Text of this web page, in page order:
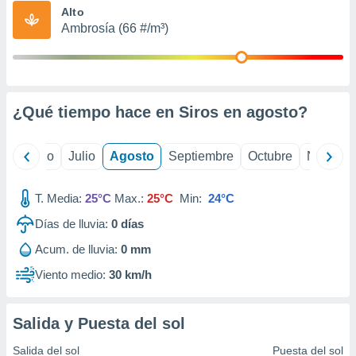
publicidad
publicidad
1199
Alto
Ambrosía (66 #/m³)
¿Qué tiempo hace en Siros en agosto?
Junio Julio Agosto Septiembre Octubre
T. Media: 25°C Max.: 25°C Min: 24°C
Días de lluvia: 0 días
Acum. de lluvia: 0 mm
Viento medio: 30 km/h
Salida y Puesta del sol
Salida del sol Puesta del sol